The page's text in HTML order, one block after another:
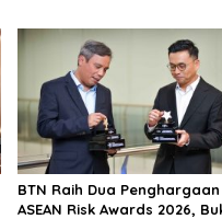
BTN Raih Dua Penghargaan
ASEAN Risk Awards 2026,